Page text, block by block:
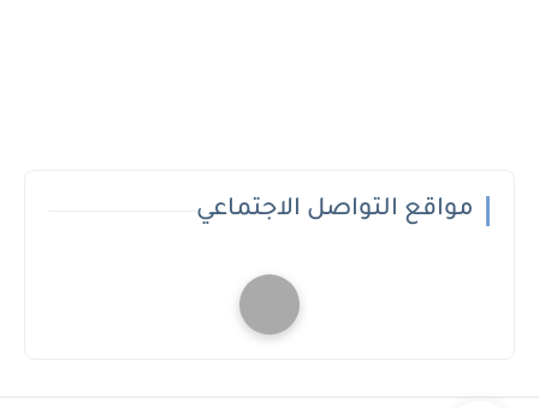
مواقع التواصل الاجتماعي